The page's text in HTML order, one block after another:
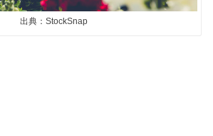
出典：StockSnap